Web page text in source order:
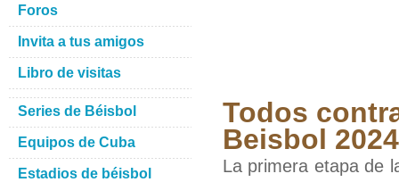
Todos
Beisbol 2024
La primera etapa de
Foros
Invita a tus amigos
Libro de visitas
Series de Béisbol
Equipos de Cuba
Estadios de béisbol